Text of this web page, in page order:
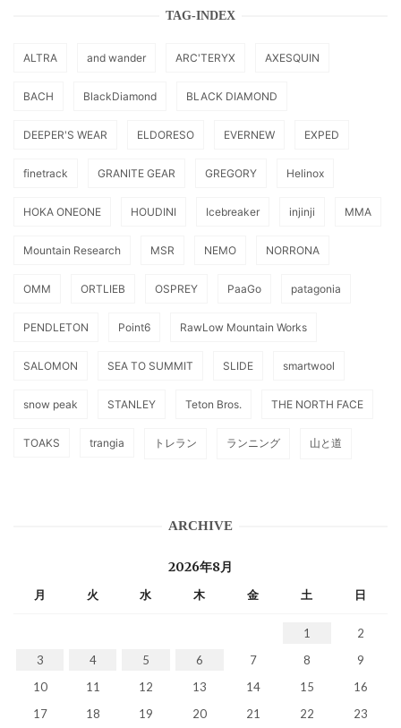
TAG-INDEX
ALTRA and wander ARC'TERYX AXESQUIN
BACH BlackDiamond BLACK DIAMOND
DEEPER'S WEAR ELDORESO EVERNEW EXPED
finetrack GRANITE GEAR GREGORY Helinox
HOKA ONEONE HOUDINI Icebreaker injinji MMA
Mountain Research MSR NEMO NORRONA
OMM ORTLIEB OSPREY PaaGo patagonia
PENDLETON Point6 RawLow Mountain Works
SALOMON SEA TO SUMMIT SLIDE smartwool
snow peak STANLEY Teton Bros. THE NORTH FACE
TOAKS trangia トレラン ランニング 山と道
ARCHIVE
2026年8月
月 火 水 木 金 土 日
1
2
3
4 5 6 7 8
9
10
11 12 13 14 15
16
17
18 19 20 21 22 23